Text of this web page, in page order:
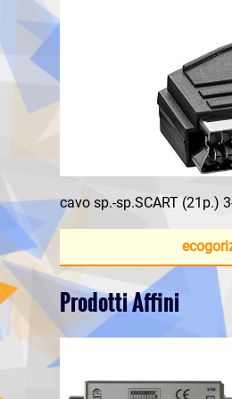
cavo sp.-sp.SCART (21p.)
Prodotti Affini